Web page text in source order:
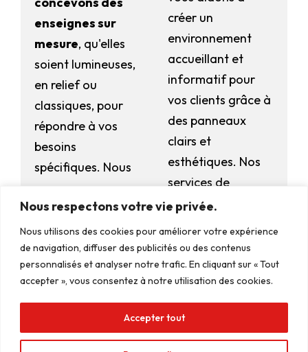
Manage Consent
To provide the best experiences, we use technologies like cookies to
store and/or access device information. Consenting to these
technologies will allow us to process data such as browsing behavior or
unique IDs on this site. Not consenting or withdrawing consent, may
adversely affect certain features and functions.
Accept
Nous respectons votre vie privée.
Nous utilisons des cookies pour améliorer votre expérience
de navigation, diffuser des publicités ou des contenus
personnalisés et analyser notre trafic. En cliquant sur « Tout
accepter », vous consentez à notre utilisation des cookies.
Accepter tout
enseignes sur
mesure, qu'elles
soient lumineuses,
en relief ou
classiques, pour
répondre à vos
besoins
spécifiques. Nous
sommes
spécialistes pour la
conception des
ces types
d’enseignes :
Lettre boîtier
créer un
environnement
accueillant et
informatif pour
vos clients grâce à
des panneaux
clairs et
esthétiques. Nos
services de
création de
signalétique
incluent :
Signalétique
Signalétique
extérieure